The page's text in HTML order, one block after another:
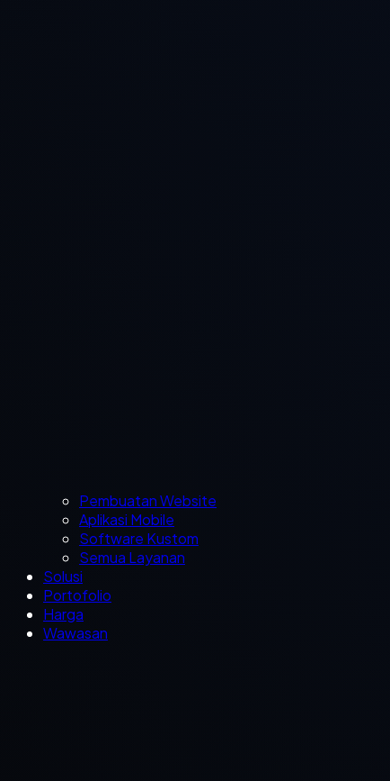
Pembuatan Website
Aplikasi Mobile
Software Kustom
Semua Layanan
Solusi
Portofolio
Harga
Wawasan